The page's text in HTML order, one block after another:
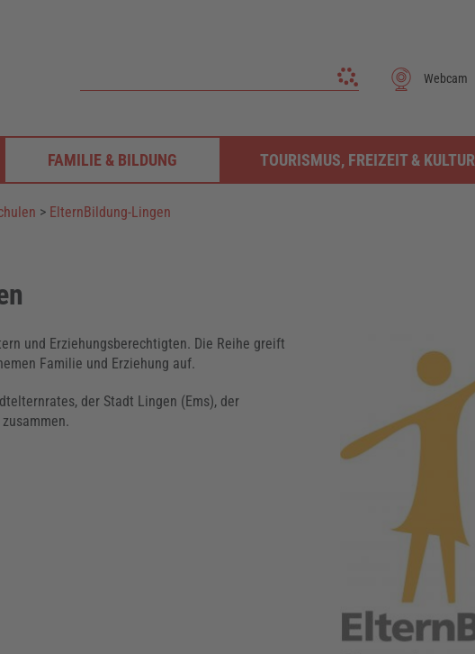
Webcam
FAMILIE & BILDUNG TOURISMUS, FREIZEIT & KULTUR
> ElternBildung-Lingen
und Erziehungsberechtigten. Die Reihe greift
Familie und Erziehung auf.
der Stadt Lingen (Ems), der